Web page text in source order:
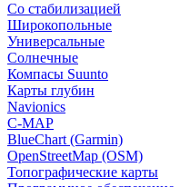
Со стабилизацией
Широкопольные
Универсальные
Солнечные
Компасы Suunto
Карты глубин
Navionics
C-MAP
BlueChart (Garmin)
OpenStreetMap (OSM)
Топографические карты